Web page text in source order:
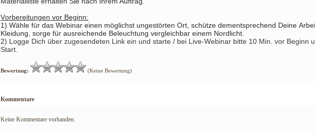
Vorbereitungen vor Beginn:
1) Wähle für das Webinar einen möglichst ungestörten Ort, schütze dementsprechend Deine
Kleidung, sorge für ausreichende Beleuchtung vergleichbar einem Nordlicht.
2) Logge Dich über zugesendeten Link ein und starte / bei Live-Webinar bitte 10 Min. vor Beginn
Start.
Bewertung: (Keine Bewertung)
Kommentare
Keine Kommentare vorhanden.